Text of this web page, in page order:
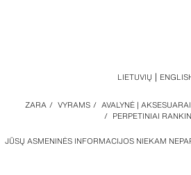
JŪSŲ ASMENINĖS INFORMACIJOS NIEKAM
ZARA / VYRAMS / AVALYNĖ | AKSESUARAI
/ PERPETINIAI
LIETUVIŲ